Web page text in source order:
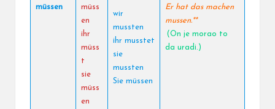
müssen
müss
en
ihr
müss
t
sie
müss
en
wir
mussten
ihr musstet
sie
mussten
Sie müssen
Er hat das machen
mussen.**
(On je morao to
da uradi.)